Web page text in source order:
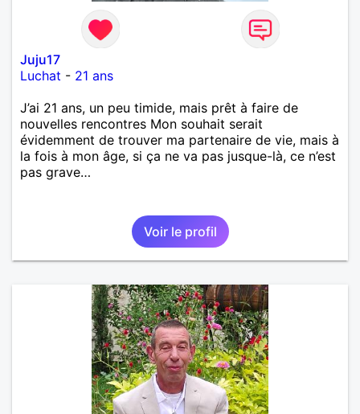
Juju17
Luchat - 21 ans
J’ai 21 ans, un peu timide, mais prêt à faire de
nouvelles rencontres Mon souhait serait
évidemment de trouver ma partenaire de vie, mais à
la fois à mon âge, si ça ne va pas jusque-là, ce n’est
pas grave…
Voir le profil